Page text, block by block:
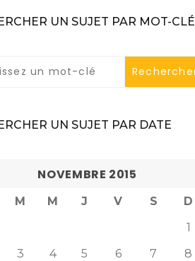
UN SUJET PAR MOT-CLÉ
UN SUJET PAR DATE
NOVEMBRE 2015
M M J V S
D
1
3 4 5 6 7
8